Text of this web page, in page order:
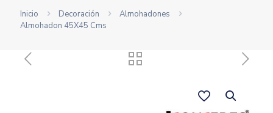
Inicio Decoración
Almohadones
Almohadon 45X45 Cms